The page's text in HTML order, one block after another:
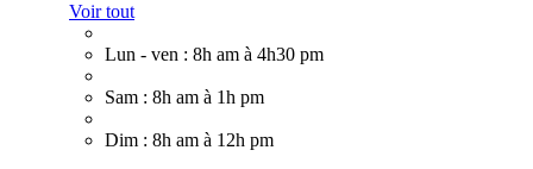
Voir tout
Lun - ven : 8h am à 4h30 pm
Sam : 8h am à 1h pm
Dim : 8h am à 12h pm